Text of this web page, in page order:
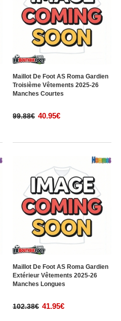
Maillot De Foot AS Roma Gardien
Troisième Vêtements 2025-26
Manches Courtes
99.88€ 40.95€
Maillot De Foot AS Roma Gardien
Extérieur Vêtements 2025-26
Manches Longues
102.38€ 41.95€